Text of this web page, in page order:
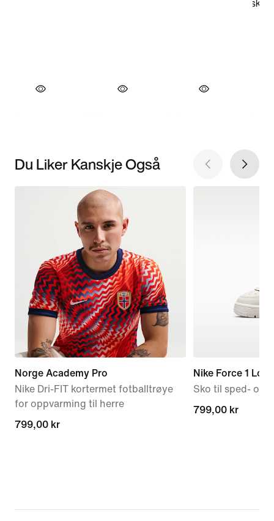
Du Liker Kanskje Også
Norge Academy Pro
Nike Dri-FIT kortermet fotballtrøye
for oppvarming til herre
799,00 kr
799,00 kr
Nike Force 1 Low
Sko til sped- og
799,00 kr
799,00 kr